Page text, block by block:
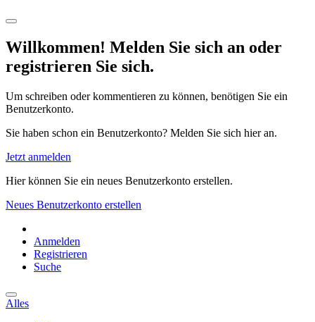
Willkommen! Melden Sie sich an oder
registrieren Sie sich.
Um schreiben oder kommentieren zu können, benötigen Sie ein
Benutzerkonto.
Sie haben schon ein Benutzerkonto? Melden Sie sich hier an.
Jetzt anmelden
Hier können Sie ein neues Benutzerkonto erstellen.
Neues Benutzerkonto erstellen
Anmelden
Registrieren
Suche
Alles